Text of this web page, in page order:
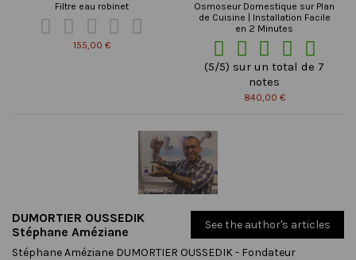
Filtre eau robinet
    
155,00 €
Osmoseur Domestique sur Plan
de Cuisine | Installation Facile
en 2 Minutes
    
(5/5) sur un total de 7
notes
840,00 €
See the author's articles
DUMORTIER OUSSEDIK
Stéphane Améziane
Stéphane Améziane DUMORTIER OUSSEDIK - Fondateur